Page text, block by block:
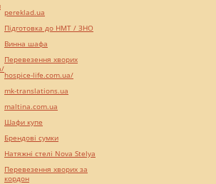
pereklad.ua
Підготовка до НМТ / ЗНО
Винна шафа
Перевезення хворих
hospice-life.com.ua/
mk-translations.ua
maltina.com.ua
Шафи купе
Брендові сумки
Натяжні стелі Nova Stelya
Перевезення хворих за
кордон